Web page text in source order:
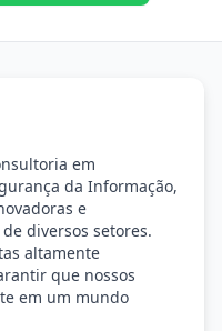
em
da Informação,
e
diversos setores.
altamente
que nossos
em um mundo